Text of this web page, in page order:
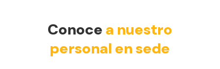
Conoce a nuestro
personal en sede